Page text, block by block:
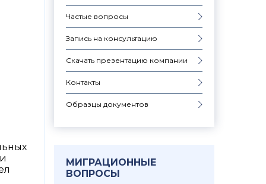
Частые вопросы
Запись на консультацию
Скачать презентацию компании
Контакты
Образцы документов
МИГРАЦИОННЫЕ
ВОПРОСЫ